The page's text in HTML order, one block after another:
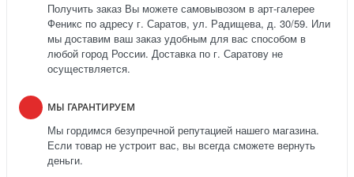
Получить заказ Вы можете самовывозом в арт-галерее
Феникс по адресу г. Саратов, ул. Радищева, д. 30/59. Или
мы доставим ваш заказ удобным для вас способом в
любой город России. Доставка по г. Саратову не
осуществляется.
МЫ ГАРАНТИРУЕМ
Мы гордимся безупречной репутацией нашего магазина.
Если товар не устроит вас, вы всегда сможете вернуть
деньги.